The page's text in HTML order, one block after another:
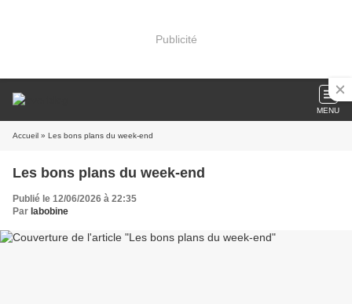
Publicité
MENU
Accueil » Les bons plans du week-end
Les bons plans du week-end
Publié le 12/06/2026 à 22:35
Par labobine